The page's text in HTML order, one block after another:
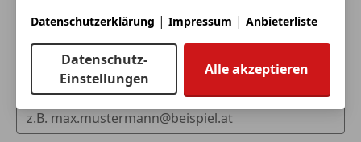
Schaltwippen
Sommerreifen
Spoiler
Sportfahrwerk
Sportpaket
Sportsitze
Dein Name
Deine E-Mail
Datenschutzerklärung | Impressum | Anbieterliste
Datenschutz-
Einstellungen
Alle akzeptieren